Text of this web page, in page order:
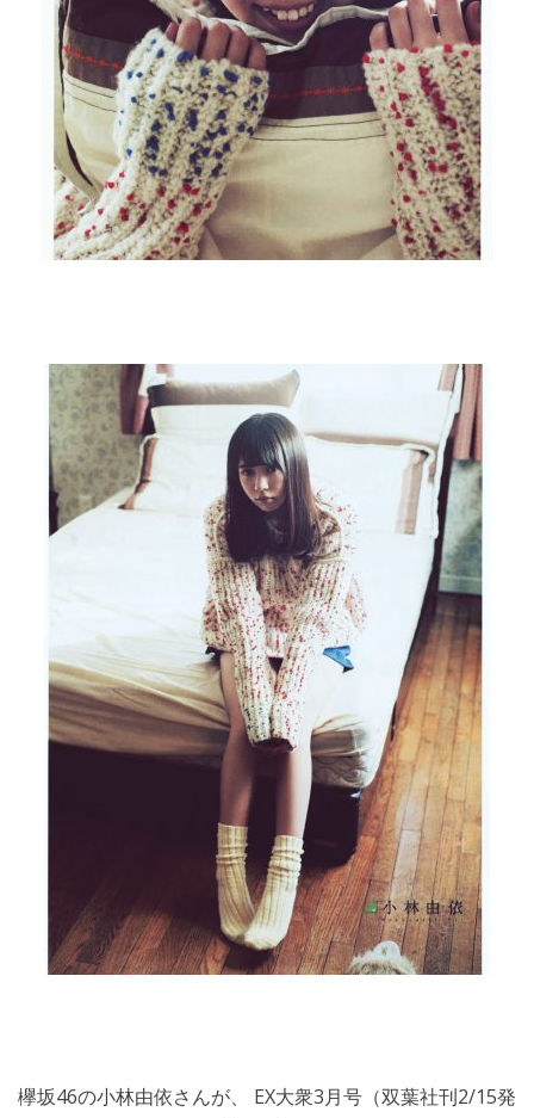
欅坂46の小林由依さんが、 EX大衆3月号（双葉社刊2/15発